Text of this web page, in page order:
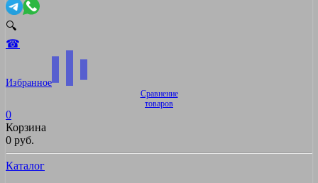
🔍
☎
Избранное
Сравнение
товаров
0
Корзина
0 руб.
Каталог